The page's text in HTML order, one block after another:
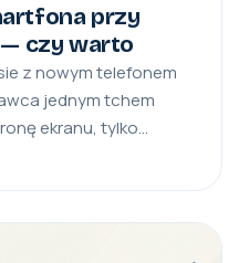
przy
czy warto
z nowym telefonem
jednym tchem
ekranu, tylko…